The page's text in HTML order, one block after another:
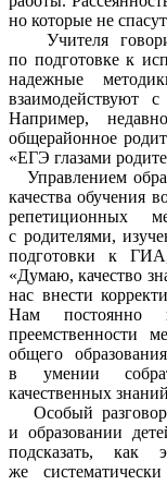
но которые не
Учителя
по подготовке к
надежные
взаимодействуют
Например,
общерайонное
«ЕГЭ глазами
Управлением
качества обучения
репетиционных
с родителями,
подготовки к
«Думаю, качество
нас внести
Нам постоянно
преемственности
общего
в умении
качественных
Особый разговор
и образовании
подсказать, как
же